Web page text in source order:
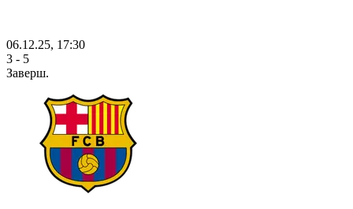
06.12.25, 17:30
3 - 5
Заверш.